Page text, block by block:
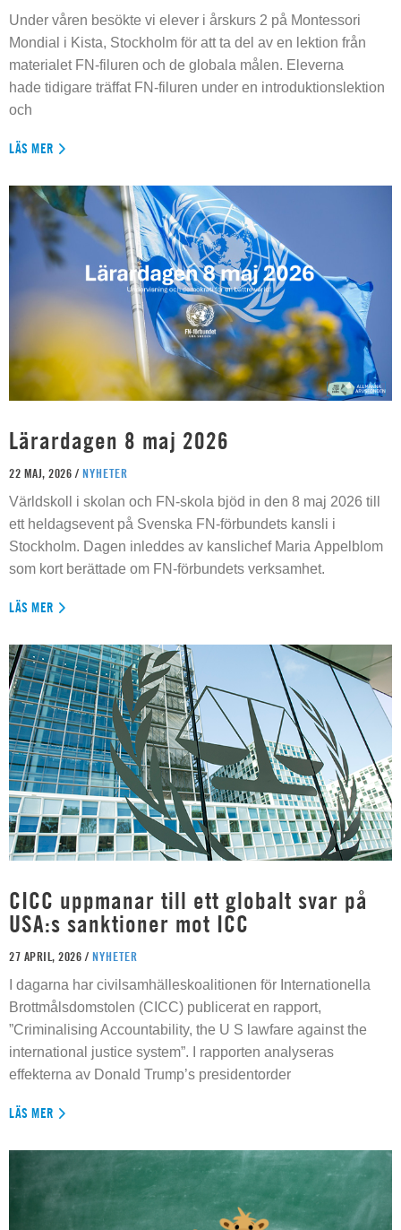
Under våren besökte vi elever i årskurs 2 på Montessori
Mondial i Kista, Stockholm för att ta del av en lektion från
materialet FN-filuren och de globala målen. Eleverna
hade tidigare träffat FN-filuren under en introduktionslektion
och
LÄS MER
Lärardagen 8 maj 2026
22 MAJ, 2026 / NYHETER
Världskoll i skolan och FN-skola bjöd in den 8 maj 2026 till
ett heldagsevent på Svenska FN-förbundets kansli i
Stockholm. Dagen inleddes av kanslichef Maria Appelblom
som kort berättade om FN-förbundets verksamhet.
LÄS MER
CICC uppmanar till ett globalt svar på
USA:s sanktioner mot ICC
27 APRIL, 2026 / NYHETER
I dagarna har civilsamhälleskoalitionen för Internationella
Brottmålsdomstolen (CICC) publicerat en rapport,
”Criminalising Accountability, the U S lawfare against the
international justice system”. I rapporten analyseras
effekterna av Donald Trump’s presidentorder
LÄS MER